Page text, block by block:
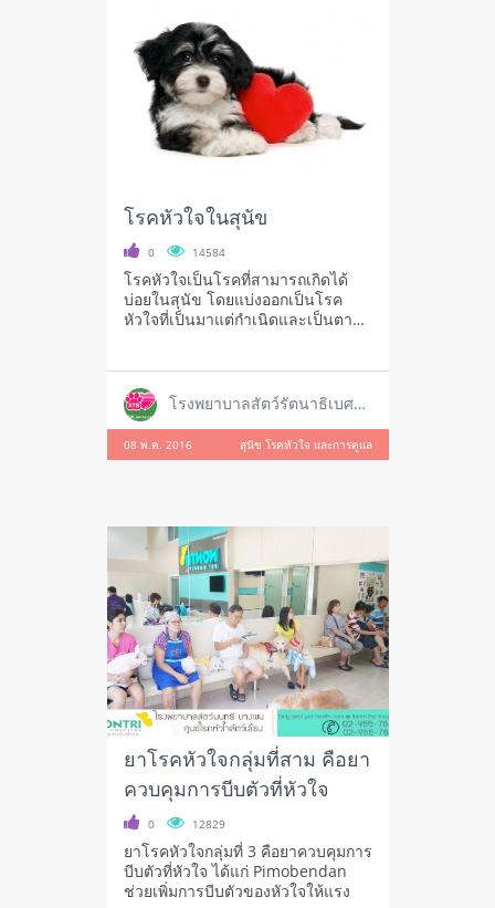
โรคหัวใจในสุนัข
0 14584
โรคหัวใจเป็นโรคที่สามารถเกิดได้
บ่อยในสุนัข โดยแบ่งออกเป็นโรค
หัวใจที่เป็นมาแต่กำเนิดและเป็นตาม
โรงพยาบาลสัตว์รัตนาธิเบศร์ สาขาใหญ่ ราชพฤกษ์
08 พ.ค. 2016 สุนัข โรคหัวใจ และการดูแล
ยาโรคหัวใจกลุ่มที่สาม คือยา
ควบคุมการบีบตัวที่หัวใจ
0 12829
ยาโรคหัวใจกลุ่มที่ 3 คือยาควบคุมการ
บีบตัวที่หัวใจ ได้แก่ Pimobendan
ช่วยเพิ่มการบีบตัวของหัวใจให้แรง